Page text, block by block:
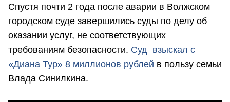
Спустя почти 2 года после аварии в Волжском
городском суде завершились суды по делу об
оказании услуг, не соответствующих
требованиям безопасности. Суд взыскал с
«Диана Тур» 8 миллионов рублей в пользу семьи
Влада Синилкина.